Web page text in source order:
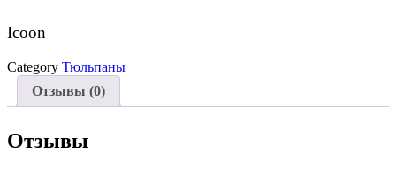
Icoon
Category Тюльпаны
Отзывы (0)
Отзывы